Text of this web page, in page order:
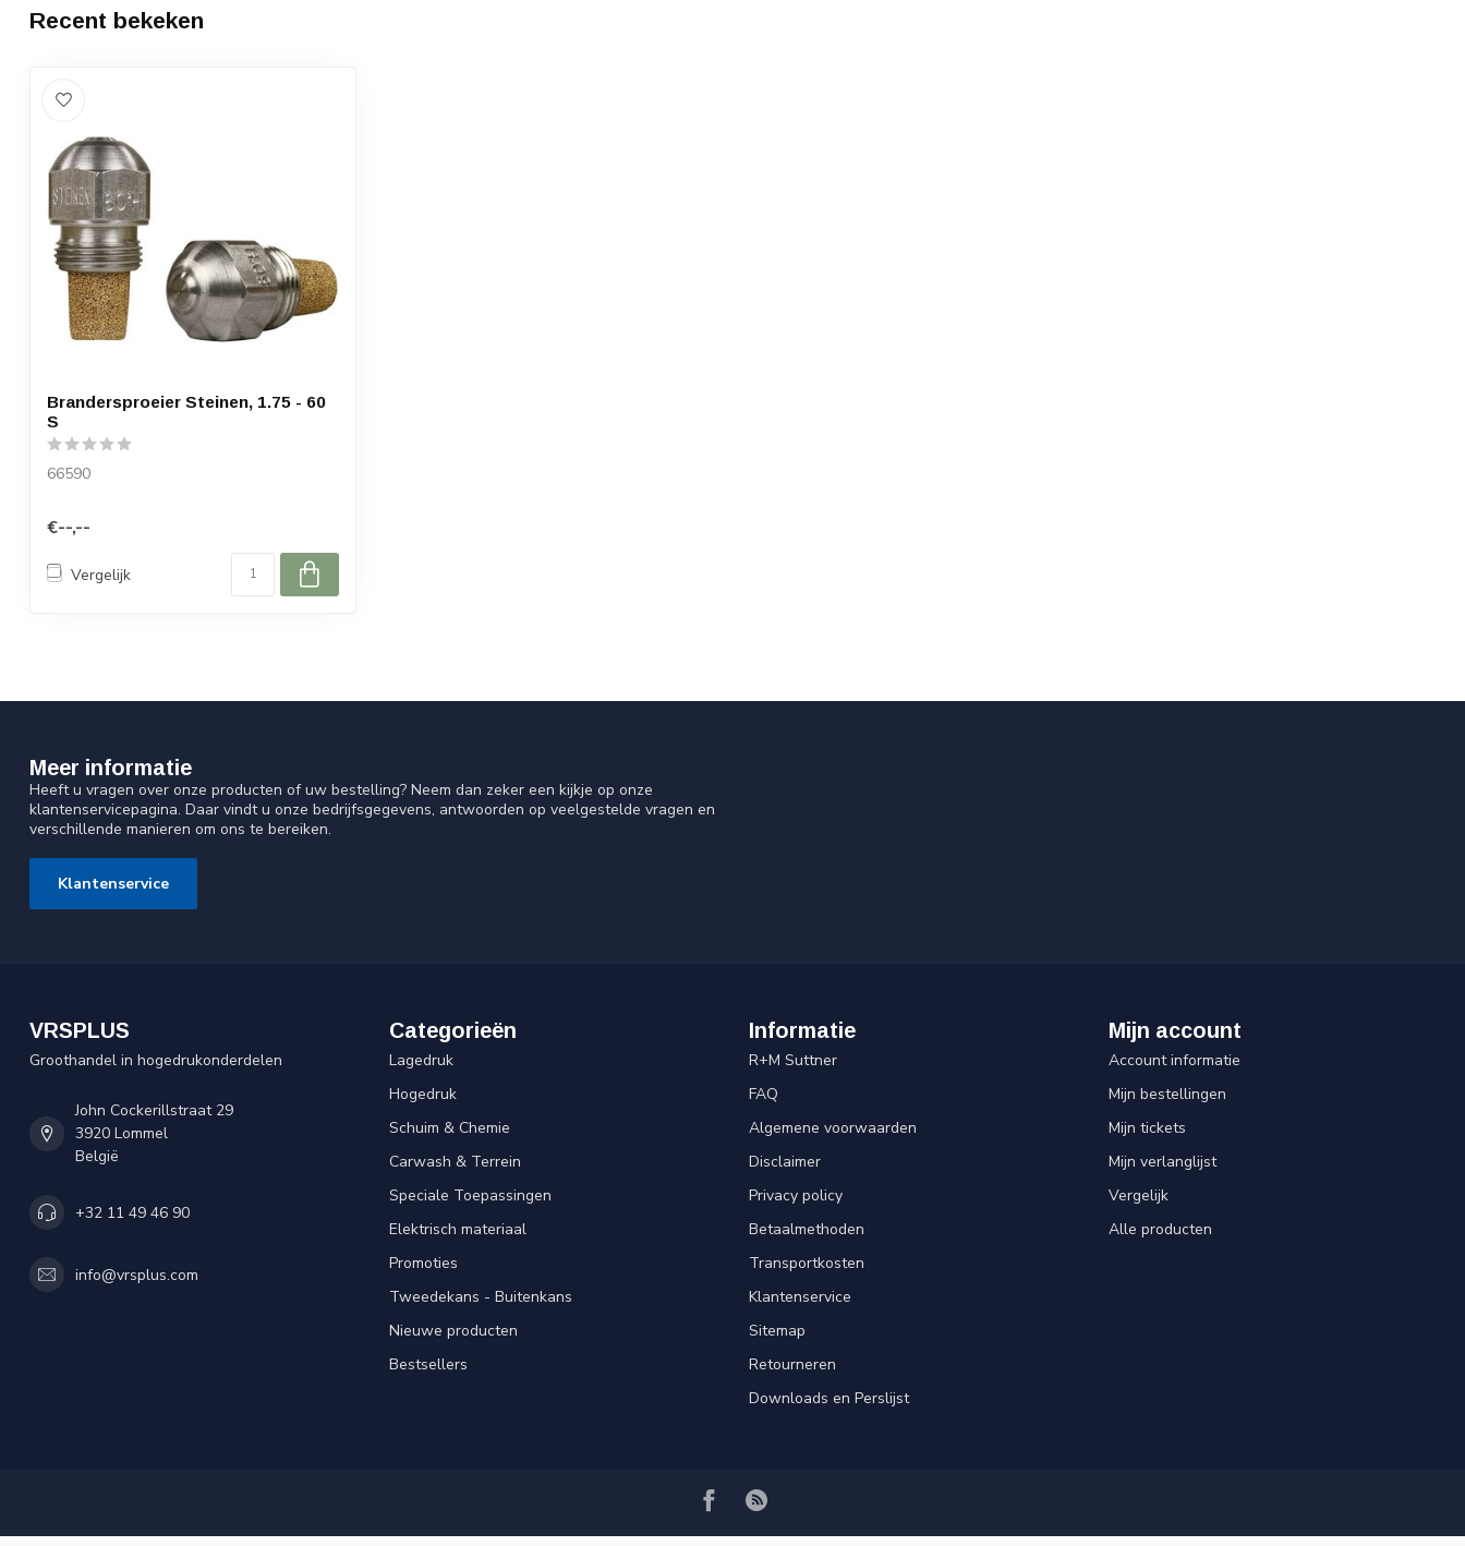
Recent bekeken
Brandersproeier Steinen, 1.75 - 60
S
66590
€--,--
Vergelijk
Meer informatie
Heeft u vragen over onze producten of uw bestelling? Neem dan zeker een kijkje op onze
klantenservicepagina. Daar vindt u onze bedrijfsgegevens, antwoorden op veelgestelde vragen en
verschillende manieren om ons te bereiken.
Klantenservice
VRSPLUS
Groothandel in hogedrukonderdelen
John Cockerillstraat 29
3920 Lommel
België
+32 11 49 46 90
info@vrsplus.com
Categorieën
Lagedruk
Hogedruk
Schuim & Chemie
Carwash & Terrein
Speciale Toepassingen
Elektrisch materiaal
Promoties
Tweedekans - Buitenkans
Nieuwe producten
Bestsellers
Informatie
R+M Suttner
FAQ
Algemene voorwaarden
Disclaimer
Privacy policy
Betaalmethoden
Transportkosten
Klantenservice
Sitemap
Retourneren
Downloads en Perslijst
Mijn account
Account informatie
Mijn bestellingen
Mijn tickets
Mijn verlanglijst
Vergelijk
Alle producten